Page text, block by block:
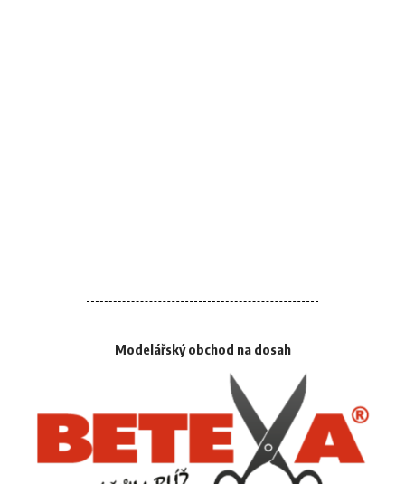
Modelářský obchod na dosah